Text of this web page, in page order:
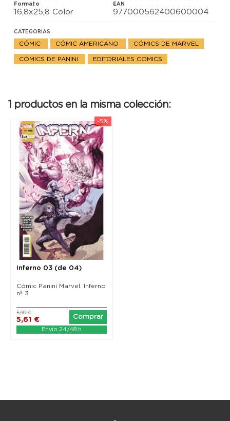
Formato
16,8x25,8 Color
EAN
977000562400600004
CATEGORIAS
CÓMIC CÓMIC AMERICANO CÓMICS DE MARVEL
CÓMICS DE PANINI EDITORIALES COMICS
1 productos en la misma colección:
-5%
Inferno 03 (de 04)
Cómic Panini Marvel. Inferno
nº 3
5,61 €
5,90 €
Comprar
Envío 24/48 h